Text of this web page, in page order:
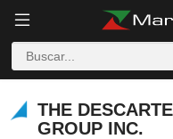
THE
GROUP INC.